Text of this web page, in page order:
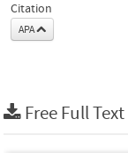
Citation
APA
Free Full Text